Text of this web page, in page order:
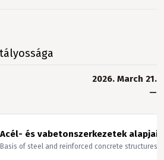
2026. March 21.
—
Acél- és vabetonszerkezetek alapjai
Basis of steel and reinforced concrete structures